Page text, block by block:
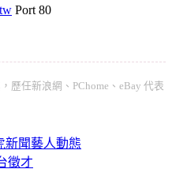
Port 80
歷任新浪網、PChome、eBay 代表
新聞藝人動態
徵才